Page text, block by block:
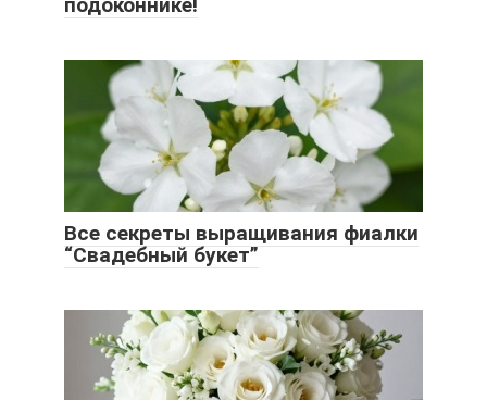
Все секреты выращивания фиалки
“Свадебный букет”